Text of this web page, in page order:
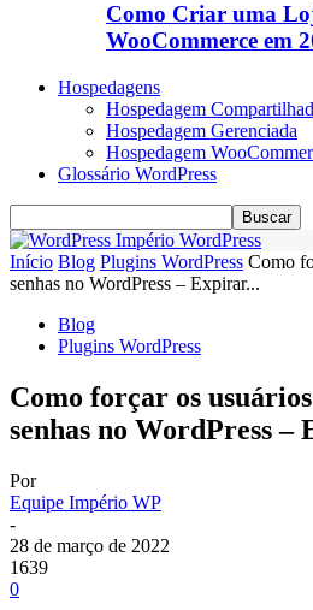
Como Criar uma
WooCommerce em
Hospedagens
Hospedagem
Hospedagem Gerenciada
Hospedagem
Glossário WordPress
Império WordPress
Início Blog Plugins WordPress Como
senhas no WordPress – Expirar...
Blog
Plugins WordPress
Como forçar os
senhas no WordPress –
Por
Equipe Império WP
-
28 de março de 2022
1639
0